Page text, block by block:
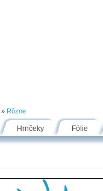
» Rôzne
Hrnčeky Fólie